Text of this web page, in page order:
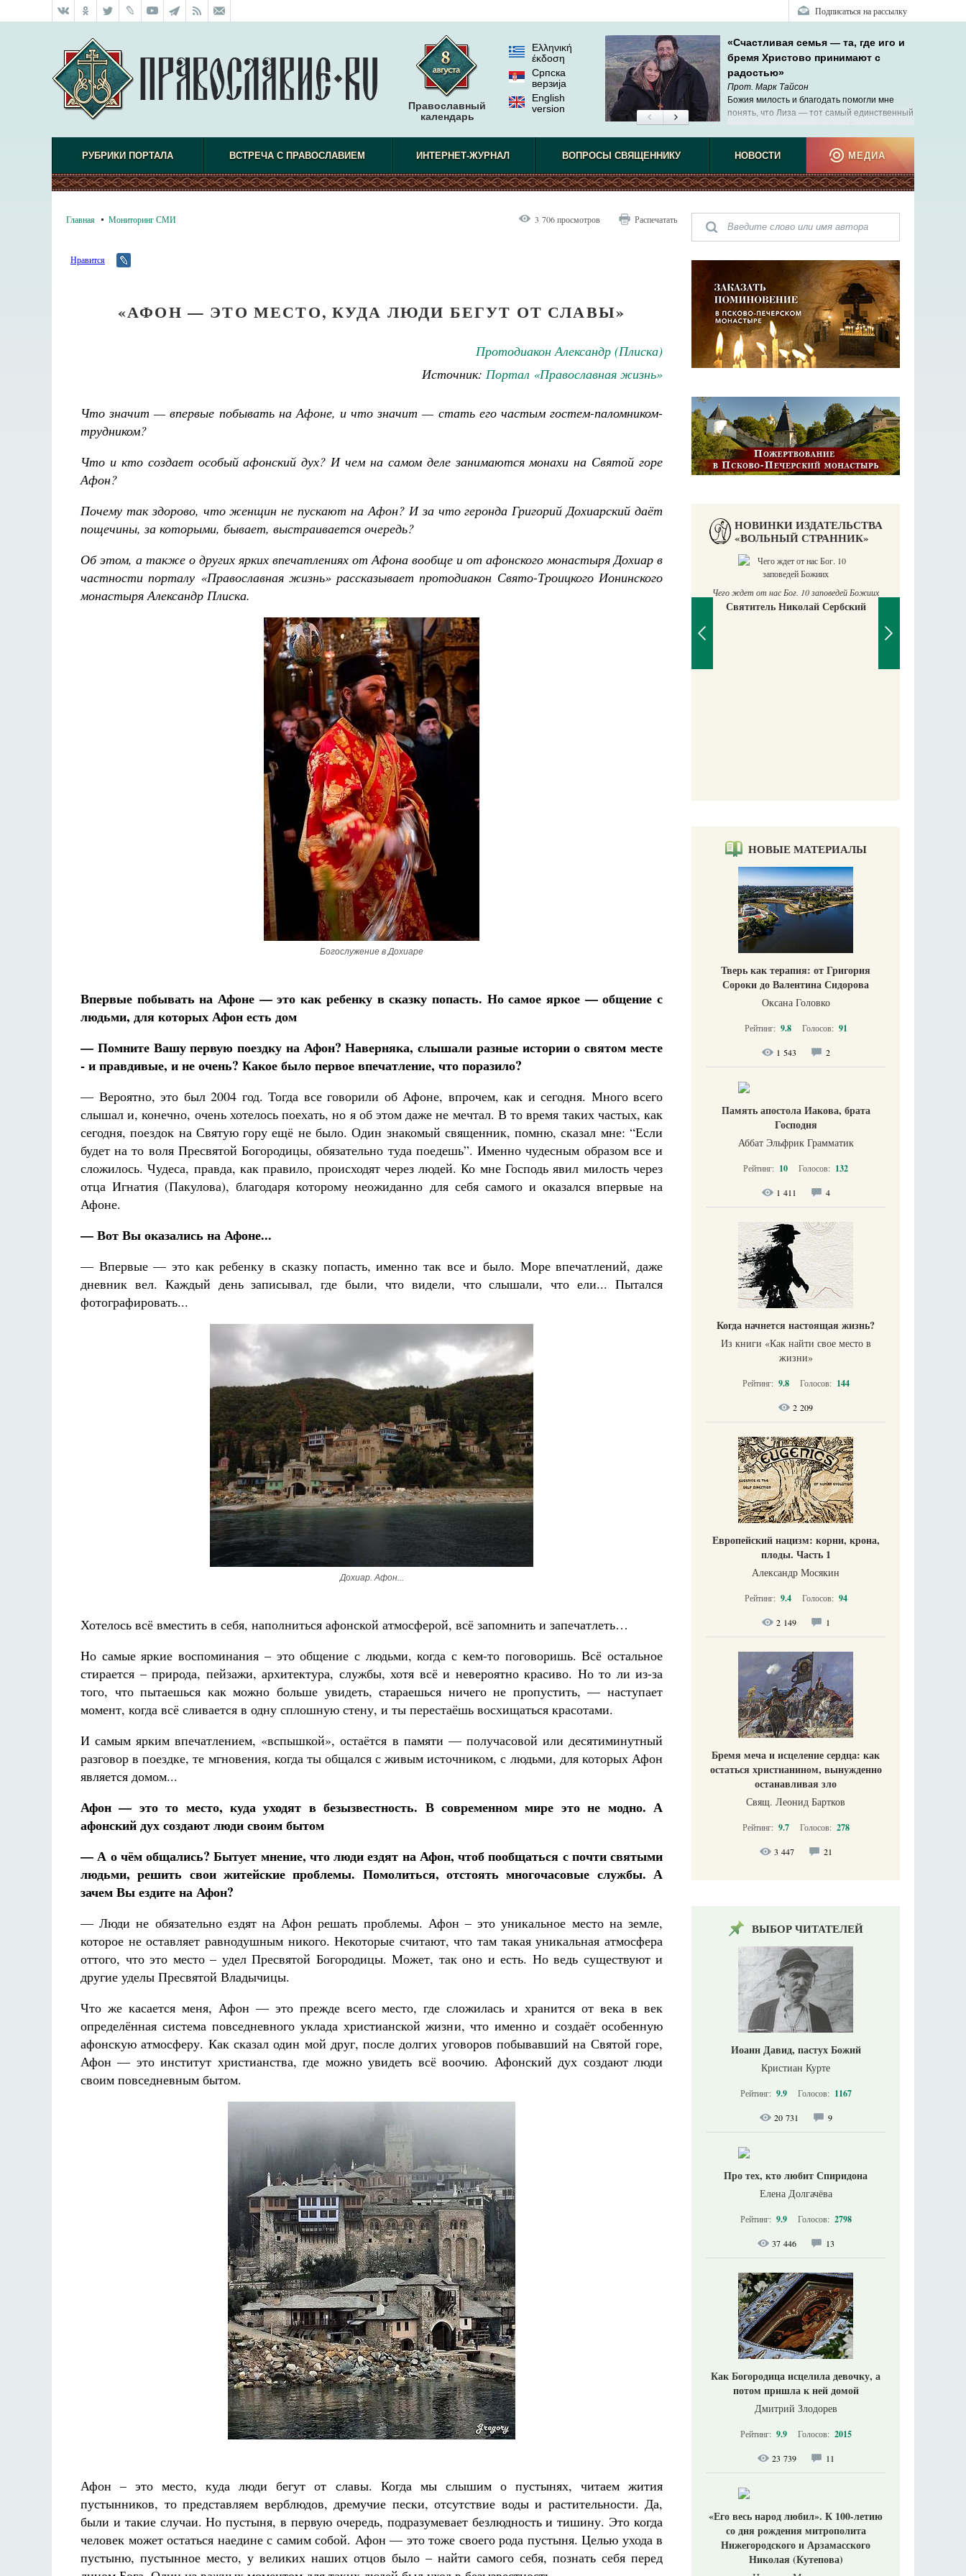
Подписаться на рассылку
Православный
календарь
Ελληνική
έκδοση
Српска
верзиjа
English
version
«Счастливая семья — та, где иго и
бремя Христово принимают с
радостью»
Прот. Марк Тайсон
Божия милость и благодать помогли мне
понять, что Лиза — тот самый единственный
РУБРИКИ ПОРТАЛА ВСТРЕЧА С ПРАВОСЛАВИЕМ ИНТЕРНЕТ-ЖУРНАЛ ВОПРОСЫ СВЯЩЕННИКУ НОВОСТИ МЕДИА
Главная Мониторинг СМИ 3 706 просмотров Распечатать
Нравится
«АФОН — ЭТО МЕСТО, КУДА ЛЮДИ БЕГУТ ОТ СЛАВЫ»
Протодиакон Александр (Плиска)
Источник: Портал «Православная жизнь»
Что значит — впервые побывать на Афоне, и что значит — стать его частым гостем-паломником-
трудником?
Что и кто создает особый афонский дух? И чем на самом деле занимаются монахи на Святой горе
Афон?
Почему так здорово, что женщин не пускают на Афон? И за что геронда Григорий Дохиарский даёт
пощечины, за которыми, бывает, выстраивается очередь?
Об этом, а также о других ярких впечатлениях от Афона вообще и от афонского монастыря Дохиар в
частности порталу «Православная жизнь» рассказывает протодиакон Свято-Троицкого Ионинского
монастыря Александр Плиска.
Богослужение в Дохиаре
Впервые побывать на Афоне — это как ребенку в сказку попасть. Но самое яркое — общение с
людьми, для которых Афон есть дом
— Помните Вашу первую поездку на Афон? Наверняка, слышали разные истории о святом месте
- и правдивые, и не очень? Какое было первое впечатление, что поразило?
— Вероятно, это был 2004 год. Тогда все говорили об Афоне, впрочем, как и сегодня. Много всего
слышал и, конечно, очень хотелось поехать, но я об этом даже не мечтал. В то время таких частых, как
сегодня, поездок на Святую гору ещё не было. Один знакомый священник, помню, сказал мне: “Если
будет на то воля Пресвятой Богородицы, обязательно туда поедешь”. Именно чудесным образом все и
сложилось. Чудеса, правда, как правило, происходят через людей. Ко мне Господь явил милость через
отца Игнатия (Пакулова), благодаря которому неожиданно для себя самого и оказался впервые на
Афоне.
— Вот Вы оказались на Афоне...
— Впервые — это как ребенку в сказку попасть, именно так все и было. Море впечатлений, даже
дневник вел. Каждый день записывал, где были, что видели, что слышали, что ели... Пытался
фотографировать...
Дохиар. Афон...
Хотелось всё вместить в себя, наполниться афонской атмосферой, всё запомнить и запечатлеть…
Но самые яркие воспоминания – это общение с людьми, когда с кем-то поговоришь. Всё остальное
стирается – природа, пейзажи, архитектура, службы, хотя всё и невероятно красиво. Но то ли из-за
того, что пытаешься как можно больше увидеть, стараешься ничего не пропустить, — наступает
момент, когда всё сливается в одну сплошную стену, и ты перестаёшь восхищаться красотами.
И самым ярким впечатлением, «вспышкой», остаётся в памяти — получасовой или десятиминутный
разговор в поездке, те мгновения, когда ты общался с живым источником, с людьми, для которых Афон
является домом...
Афон — это то место, куда уходят в безызвестность. В современном мире это не модно. А
афонский дух создают люди своим бытом
— А о чём общались? Бытует мнение, что люди ездят на Афон, чтоб пообщаться с почти святыми
людьми, решить свои житейские проблемы. Помолиться, отстоять многочасовые службы. А
зачем Вы ездите на Афон?
— Люди не обязательно ездят на Афон решать проблемы. Афон – это уникальное место на земле,
которое не оставляет равнодушным никого. Некоторые считают, что там такая уникальная атмосфера
оттого, что это место – удел Пресвятой Богородицы. Может, так оно и есть. Но ведь существуют и
другие уделы Пресвятой Владычицы.
Что же касается меня, Афон — это прежде всего место, где сложилась и хранится от века в век
определённая система повседневного уклада христианской жизни, что именно и создаёт особенную
афонскую атмосферу. Как сказал один мой друг, после долгих уговоров побывавший на Святой горе,
Афон — это институт христианства, где можно увидеть всё воочию. Афонский дух создают люди
своим повседневным бытом.
Афон – это место, куда люди бегут от славы. Когда мы слышим о пустынях, читаем жития
пустынников, то представляем верблюдов, дремучие пески, отсутствие воды и растительности. Да,
были и такие случаи. Но пустыня, в первую очередь, подразумевает безлюдность и тишину. Это когда
человек может остаться наедине с самим собой. Афон — это тоже своего рода пустыня. Целью ухода в
пустыню, пустынное место, у великих наших отцов было – найти самого себя, познать себя перед
НОВИНКИ ИЗДАТЕЛЬСТВА
«ВОЛЬНЫЙ СТРАННИК»
Чего ждет от нас Бог. 10 заповедей Божиих
Святитель Николай Сербский
НОВЫЕ МАТЕРИАЛЫ
Тверь как терапия: от Григория
Сороки до Валентина Сидорова
Оксана Головко
Рейтинг: 9.8 Голосов: 91
1 543 2
Память апостола Иакова, брата
Господня
Аббат Эльфрик Грамматик
Рейтинг: 10 Голосов: 132
1 411 4
Когда начнется настоящая жизнь?
Из книги «Как найти свое место в
жизни​»
Рейтинг: 9.8 Голосов: 144
2 209
Европейский нацизм: корни, крона,
плоды. Часть 1
Александр Мосякин
Рейтинг: 9.4 Голосов: 94
2 149 1
Бремя меча и исцеление сердца: как
остаться христианином, вынужденно
останавливая зло
Свящ. Леонид Бартков
Рейтинг: 9.7 Голосов: 278
3 447 21
ВЫБОР ЧИТАТЕЛЕЙ
Иоанн Давид, пастух Божий
Кристиан Курте
Рейтинг: 9.9 Голосов: 1167
20 731 9
Про тех, кто любит Спиридона
Елена Долгачёва
Рейтинг: 9.9 Голосов: 2798
37 446 13
Как Богородица исцелила девочку, а
потом пришла к ней домой
Дмитрий Злодорев
Рейтинг: 9.9 Голосов: 2015
23 739 11
«Его весь народ любил». К 100-летию
со дня рождения митрополита
Нижегородского и Арзамасского
Николая (Кутепова)